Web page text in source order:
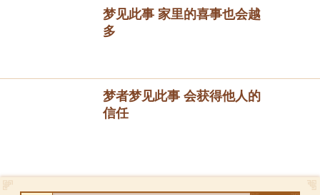
梦见此事 家里的喜事也会越
多
梦者梦见此事 会获得他人的
信任